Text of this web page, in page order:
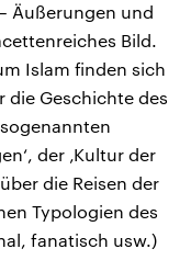
Äußerungen und
Bild.
Islam finden sich
die Geschichte des
der ‚Kultur der
die Reisen der
Typologien des
fanatisch usw.)